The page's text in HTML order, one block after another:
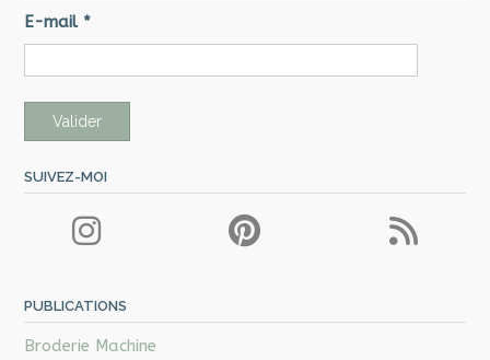
E-mail *
SUIVEZ-MOI
PUBLICATIONS
Broderie Machine